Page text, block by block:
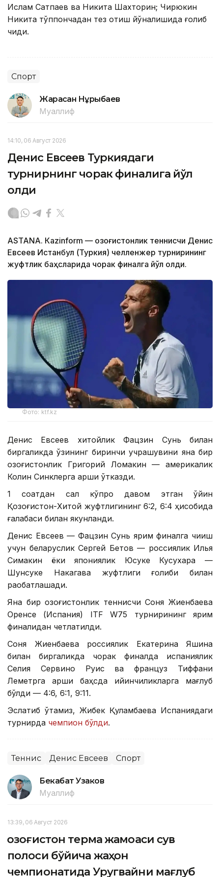
Ислам Сатпаев ва Никита Шахторин; Чирюкин
Никита тўппончадан тез отиш йўналишида ғолиб
чиқди.
Спорт
Жарасқан Нұрыбаев
Муаллиф
14:10, 06 Август 2026
Денис Евсеев Туркиядаги
турнирнинг чорак финалига йўл
олди
ASTANА. Кazinform — Қозоғистонлик теннисчи Денис
Евсеев Истанбул (Туркия) челленжер турнирининг
жуфтлик баҳсларида чорак финалга йўл олди.
Фото: ktf.kz
Денис Евсеев хитойлик Фацзин Сунь билан
биргаликда ўзининг биринчи учрашувини яна бир
қозоғистонлик Григорий Ломакин — америкалик
Колин Синклерга қарши ўтказди.
1 соатдан сал кўпроқ давом этган ўйин
Қозоғистон-Хитой жуфтлигининг 6:2, 6:4 ҳисобида
ғалабаси билан якунланди.
Денис Евсеев — Фацзин Сунь ярим финалга чиқиш
учун беларуслик Сергей Бетов — россиялик Илья
Симакин ёки япониялик Юсуке Кусухара —
Шунсуке Накагава жуфтлиги ғолиби билан
рақобатлашади.
Яна бир қозоғистонлик теннисчи Соня Жиенбаева
Оренсе (Испания) ITF W75 турнирининг ярим
финалидан четлатилди.
Соня Жиенбаева россиялик Екатерина Яшина
билан биргаликда чорак финалда испаниялик
Селия Сервино Руис ва француз Тиффани
Леметрга қарши баҳсда қийинчиликларга мағлуб
бўлди — 4:6, 6:1, 9:11.
Эслатиб ўтамиз, Жибек Қуламбаева Испаниядаги
турнирда чемпион бўлди.
Теннис Денис Евсеев Спорт
Бекабат Узаков
Муаллиф
13:39, 06 Август 2026
Қозоғистон терма жамоаси сув
полоси бўйича жаҳон
чемпионатида Уругвайни мағлуб